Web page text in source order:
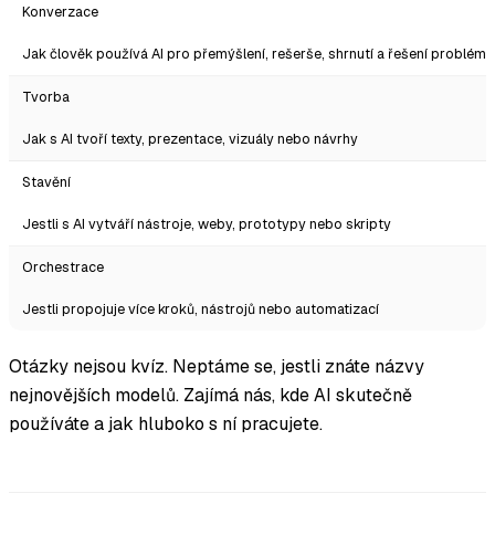
Konverzace
Jak člověk používá AI pro přemýšlení, rešerše, shrnutí a řešení problémů
Tvorba
Jak s AI tvoří texty, prezentace, vizuály nebo návrhy
Stavění
Jestli s AI vytváří nástroje, weby, prototypy nebo skripty
Orchestrace
Jestli propojuje více kroků, nástrojů nebo automatizací
Otázky nejsou kvíz. Neptáme se, jestli znáte názvy
nejnovějších modelů. Zajímá nás, kde AI skutečně
používáte a jak hluboko s ní pracujete.